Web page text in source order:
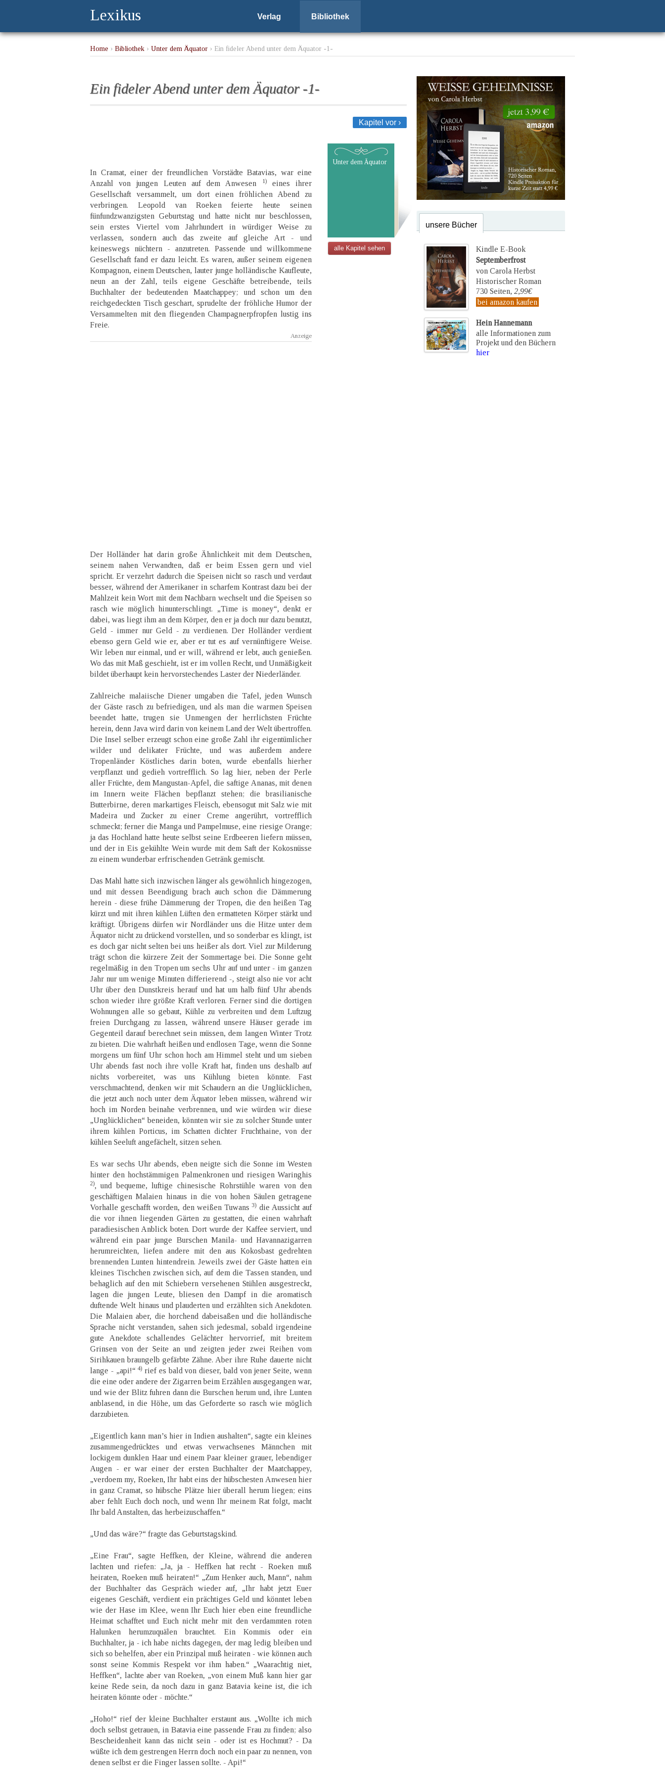
Lexikus Verlag Bibliothek
Home › Bibliothek › Unter dem Äquator › Ein fideler Abend unter dem Äquator -1-
Ein fideler Abend unter dem Äquator -1-
Kapitel vor ›
In Cramat, einer der freundlichen Vorstädte Batavias, war eine
Anzahl von jungen Leuten auf dem Anwesen
1)eines ihrer
Gesellschaft versammelt, um dort einen fröhlichen Abend zu
verbringen. Leopold van Roeken feierte heute seinen
fünfundzwanzigsten Geburtstag und hatte nicht nur beschlossen,
sein erstes Viertel vom Jahrhundert in würdiger Weise zu
verlassen, sondern auch das zweite auf gleiche Art - und
keineswegs nüchtern - anzutreten. Passende und willkommene
Gesellschaft fand er dazu leicht. Es waren, außer seinem eigenen
Kompagnon, einem Deutschen, lauter junge holländische Kaufleute,
neun an der Zahl, teils eigene Geschäfte betreibende, teils
Buchhalter der bedeutenden Maatchappey; und schon um den
reichgedeckten Tisch geschart, sprudelte der fröhliche Humor der
Versammelten mit den fliegenden Champagnerpfropfen lustig ins
Freie.
Der Holländer hat darin große Ähnlichkeit mit dem Deutschen,
seinem nahen Verwandten, daß er beim Essen gern und viel
spricht. Er verzehrt dadurch die Speisen nicht so rasch und verdaut
besser, während der Amerikaner in scharfem Kontrast dazu bei der
Mahlzeit kein Wort mit dem Nachbarn wechselt und die Speisen so
rasch wie möglich hinunterschlingt. „Time is money“, denkt er
dabei, was liegt ihm an dem Körper, den er ja doch nur dazu benutzt,
Geld - immer nur Geld - zu verdienen. Der Holländer verdient
ebenso gern Geld wie er, aber er tut es auf vernünftigere Weise.
Wir leben nur einmal, und er will, während er lebt, auch genießen.
Wo das mit Maß geschieht, ist er im vollen Recht, und Unmäßigkeit
bildet überhaupt kein hervorstechendes Laster der Niederländer.
Zahlreiche malaiische Diener umgaben die Tafel, jeden Wunsch
der Gäste rasch zu befriedigen, und als man die warmen Speisen
beendet hatte, trugen sie Unmengen der herrlichsten Früchte
herein, denn Java wird darin von keinem Land der Welt übertroffen.
Die Insel selber erzeugt schon eine große Zahl ihr eigentümlicher
wilder und delikater Früchte, und was außerdem andere
Tropenländer Köstliches darin boten, wurde ebenfalls hierher
verpflanzt und gedieh vortrefflich. So lag hier, neben der Perle
aller Früchte, dem Mangustan-Apfel, die saftige Ananas, mit denen
im Innern weite Flächen bepflanzt stehen; die brasilianische
Butterbirne, deren markartiges Fleisch, ebensogut mit Salz wie mit
Madeira und Zucker zu einer Creme angerührt, vortrefflich
schmeckt; ferner die Manga und Pampelmuse, eine riesige Orange;
ja das Hochland hatte heute selbst seine Erdbeeren liefern müssen,
und der in Eis gekühlte Wein wurde mit dem Saft der Kokosnüsse
zu einem wunderbar erfrischenden Getränk gemischt.
Das Mahl hatte sich inzwischen länger als gewöhnlich hingezogen,
und mit dessen Beendigung brach auch schon die Dämmerung
herein - diese frühe Dämmerung der Tropen, die den heißen Tag
kürzt und mit ihren kühlen Lüften den ermatteten Körper stärkt und
kräftigt. Übrigens dürfen wir Nordländer uns die Hitze unter dem
Äquator nicht zu drückend vorstellen, und so sonderbar es klingt, ist
es doch gar nicht selten bei uns heißer als dort. Viel zur Milderung
trägt schon die kürzere Zeit der Sommertage bei. Die Sonne geht
regelmäßig in den Tropen um sechs Uhr auf und unter - im ganzen
Jahr nur um wenige Minuten differierend -, steigt also nie vor acht
Uhr über den Dunstkreis herauf und hat um halb fünf Uhr abends
schon wieder ihre größte Kraft verloren. Ferner sind die dortigen
Wohnungen alle so gebaut, Kühle zu verbreiten und dem Luftzug
freien Durchgang zu lassen, während unsere Häuser gerade im
Gegenteil darauf berechnet sein müssen, dem langen Winter Trotz
zu bieten. Die wahrhaft heißen und endlosen Tage, wenn die Sonne
morgens um fünf Uhr schon hoch am Himmel steht und um sieben
Uhr abends fast noch ihre volle Kraft hat, finden uns deshalb auf
nichts vorbereitet, was uns Kühlung bieten könnte. Fast
verschmachtend, denken wir mit Schaudern an die Unglücklichen,
die jetzt auch noch unter dem Äquator leben müssen, während wir
hoch im Norden beinahe verbrennen, und wie würden wir diese
„Unglücklichen“ beneiden, könnten wir sie zu solcher Stunde unter
ihrem kühlen Porticus, im Schatten dichter Fruchthaine, von der
kühlen Seeluft angefächelt, sitzen sehen.
Es war sechs Uhr abends, eben neigte sich die Sonne im Westen
hinter den hochstämmigen Palmenkronen und riesigen Waringhis
2), und bequeme, luftige chinesische Rohrstühle waren von den
geschäftigen Malaien hinaus in die von hohen Säulen getragene
Vorhalle geschafft worden, den weißen Tuwans3) die Aussicht auf
die vor ihnen liegenden Gärten zu gestatten, die einen wahrhaft
paradiesischen Anblick boten. Dort wurde der Kaffee serviert, und
während ein paar junge Burschen Manila- und Havannazigarren
herumreichten, liefen andere mit den aus Kokosbast gedrehten
brennenden Lunten hintendrein. Jeweils zwei der Gäste hatten ein
kleines Tischchen zwischen sich, auf dem die Tassen standen, und
behaglich auf den mit Schiebern versehenen Stühlen ausgestreckt,
lagen die jungen Leute, bliesen den Dampf in die aromatisch
duftende Welt hinaus und plauderten und erzählten sich Anekdoten.
Die Malaien aber, die horchend dabeisaßen und die holländische
Sprache nicht verstanden, sahen sich jedesmal, sobald irgendeine
gute Anekdote schallendes Gelächter hervorrief, mit breitem
Grinsen von der Seite an und zeigten jeder zwei Reihen vom
Sirihkauen braungelb gefärbte Zähne. Aber ihre Ruhe dauerte nicht
lange - „api!“4) rief es bald von dieser, bald von jener Seite, wenn
die eine oder andere der Zigarren beim Erzählen ausgegangen war,
und wie der Blitz fuhren dann die Burschen herum und, ihre Lunten
anblasend, in die Höhe, um das Geforderte so rasch wie möglich
darzubieten.
„Eigentlich kann man’s hier in Indien aushalten“, sagte ein kleines
zusammengedrücktes und etwas verwachsenes Männchen mit
lockigem dunklen Haar und einem Paar kleiner grauer, lebendiger
Augen - er war einer der ersten Buchhalter der Maatchappey,
„verdoem my, Roeken, Ihr habt eins der hübschesten Anwesen hier
in ganz Cramat, so hübsche Plätze hier überall herum liegen; eins
aber fehlt Euch doch noch, und wenn Ihr meinem Rat folgt, macht
Ihr bald Anstalten, das herbeizuschaffen.“
„Und das wäre?“ fragte das Geburtstagskind.
„Eine Frau“, sagte Heffken, der Kleine, während die anderen
lachten und riefen: „Ja, ja - Heffken hat recht - Roeken muß
heiraten, Roeken muß heiraten!“ „Zum Henker auch, Mann“, nahm
der Buchhalter das Gespräch wieder auf, „Ihr habt jetzt Euer
eigenes Geschäft, verdient ein prächtiges Geld und könntet leben
wie der Hase im Klee, wenn Ihr Euch hier eben eine freundliche
Heimat schafftet und Euch nicht mehr mit den verdammten roten
Halunken herumzuquälen brauchtet. Ein Kommis oder ein
Buchhalter, ja - ich habe nichts dagegen, der mag ledig bleiben und
sich so behelfen, aber ein Prinzipal muß heiraten - wie können auch
sonst seine Kommis Respekt vor ihm haben.“ „Waarachtig niet,
Heffken“, lachte aber van Roeken, „von einem Muß kann hier gar
keine Rede sein, da noch dazu in ganz Batavia keine ist, die ich
heiraten könnte oder - möchte.“
„Hoho!“ rief der kleine Buchhalter erstaunt aus. „Wollte ich mich
doch selbst getrauen, in Batavia eine passende Frau zu finden; also
Bescheidenheit kann das nicht sein - oder ist es Hochmut? - Da
wüßte ich dem gestrengen Herrn doch noch ein paar zu nennen, von
denen selbst er die Finger lassen sollte. - Api!“
Unter dem Äquator
alle Kapitel sehen
unsere Bücher
Kindle E-Book
Septemberfrost
von Carola Herbst
Historischer Roman
730 Seiten, 2,99€
bei amazon kaufen
Hein Hannemann
alle Informationen zum
Projekt und den Büchern
hier